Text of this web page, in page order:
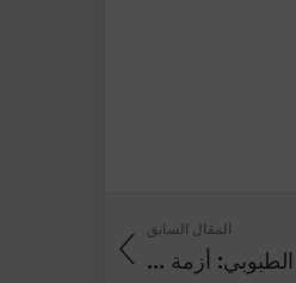
المقال السابق
الطبوبي: أزمة ...